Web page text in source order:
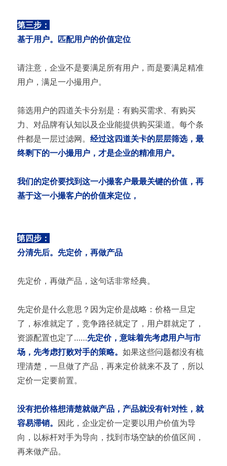
第三步：
基于用户。匹配用户的价值定位
请注意，企业不是要满足所有用户，而是要满足精准
用户，满足一小撮用户。
筛选用户的四道关卡分别是：有购买需求、有购买
力、对品牌有认知以及企业能提供购买渠道。每个条
件都是一层过滤网。 经过这四道关卡的层层筛选，最
终剩下的一小撮用户，才是企业的精准用户。
我们的定价要找到这一小撮客户最最关键的价值，再
基于这一小撮客户的价值来定位，
第四步：
分清先后。先定价，再做产品
先定价，再做产品，这句话非常经典。
先定价是什么意思？因为定价是战略：价格一旦定
了，标准就定了，竞争路径就定了，用户群就定了，
资源配置也定了……先定价，意味着先考虑用户与市
场，先考虑打败对手的策略。 如果这些问题都没有梳
理清楚，一旦做了产品，再来定价就来不及了，所以
定价一定要前置。
没有把价格想清楚就做产品，产品就没有针对性，就
容易滞销。 因此，企业定价一定要以用户价值为导
向，以标杆对手为导向，找到市场空缺的价值区间，
再来做产品。